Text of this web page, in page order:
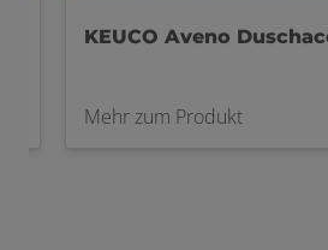
KEUCO Aveno
Mehr zum Produkt